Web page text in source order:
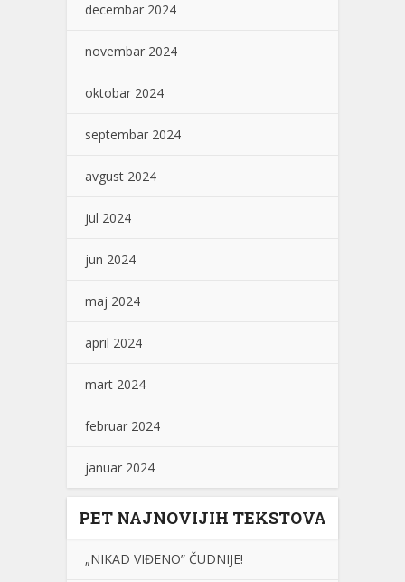
decembar 2024
novembar 2024
oktobar 2024
septembar 2024
avgust 2024
jul 2024
jun 2024
maj 2024
april 2024
mart 2024
februar 2024
januar 2024
PET NAJNOVIJIH TEKSTOVA
„NIKAD VIĐENO” ČUDNIJE!